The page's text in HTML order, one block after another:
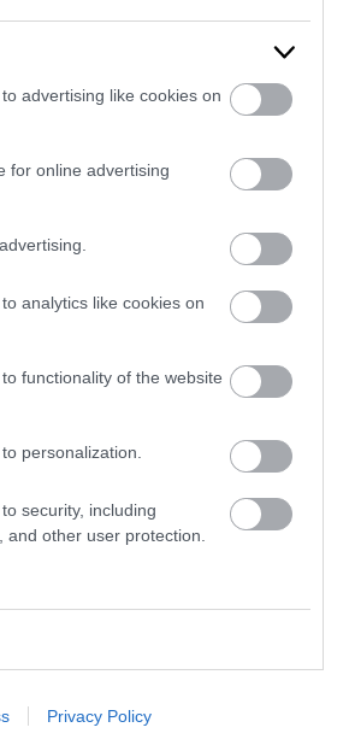
advertising like cookies on
for online advertising
analytics like cookies on
functionality of the website
personalization.
security, including
other user protection.
Privacy Policy
2011
την καθιστή